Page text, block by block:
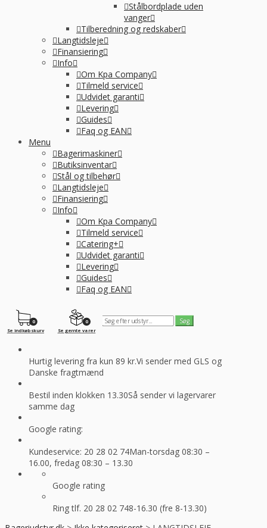
Stålbordplade uden
vanger
Tilberedning og redskaber
Langtidsleje
Finansiering
Info
Om Kpa Company
Tilmeld service
Udvidet garanti
Levering
Guides
Faq og EAN
Menu
Bagerimaskiner
Butiksinventar
Stål og tilbehør
Langtidsleje
Finansiering
Info
Om Kpa Company
Tilmeld service
Catering+
Udvidet garanti
Levering
Guides
Faq og EAN
0
Se gemte varer
0
Se indkøbskurv
Hurtig levering fra kun 89 kr.Vi sender med GLS og
Danske fragtmænd
Bestil inden klokken 13.30Så sender vi lagervarer
samme dag
Google rating:
Kundeservice: 20 28 02 74Man-torsdag 08:30 –
16.00, fredag 08:30 – 13.30
Google rating
Ring tlf. 20 28 02 748-16.30 (fre 8-13.30)